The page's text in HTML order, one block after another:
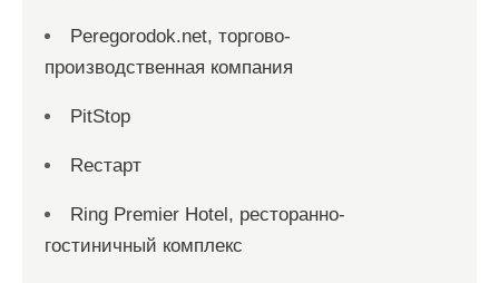
Peregorodok.net, торгово-
производственная компания
PitStop
Reстарт
Ring Premier Hotel, ресторанно-
гостиничный комплекс